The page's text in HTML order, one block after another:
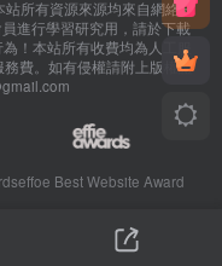
站所有資源來源均來自網絡分
進行學習研究用，請於下載
！本站所有收費均為人工服
費。如有侵權請附上版權證
effoe Best Website Award